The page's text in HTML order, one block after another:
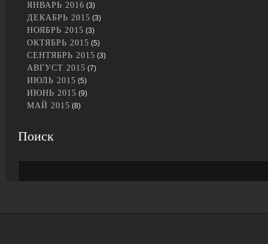
ЯНВАРЬ 2016 (3)
ДЕКАБРЬ 2015 (3)
НОЯБРЬ 2015 (3)
ОКТЯБРЬ 2015 (5)
СЕНТЯБРЬ 2015 (3)
АВГУСТ 2015 (7)
ИЮЛЬ 2015 (5)
ИЮНЬ 2015 (9)
МАЙ 2015 (8)
Поиск